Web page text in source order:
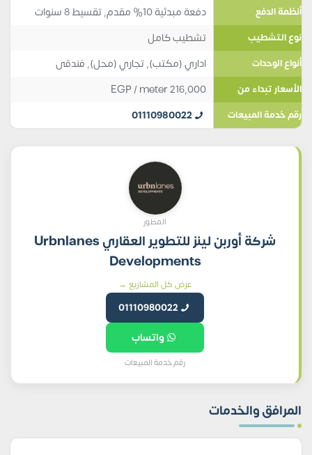
أنظمة الدفع دفعة مبدئية 10% مقدم, تقسيط 8 سنوات
نوع التشطيب تشطيب كامل
أنواع الوحدات اداري (مكتب),تجاري (محل), فندقى
الأسعار تبداء من 216,000
EGP/ meter
رقم خدمة المبيعات 01110980022
المطور
شركة أوربن لينز للتطوير العقاري Urbnlanes
Developments
عرض كل المشاريع →
01110980022
واتساب
رقم خدمة المبيعات
المرافق والخدمات